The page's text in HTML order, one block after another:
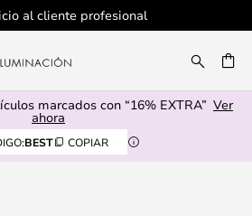
al cliente profesional
marcados con “16% EXTRA” Ver
ahora
BEST COPIAR